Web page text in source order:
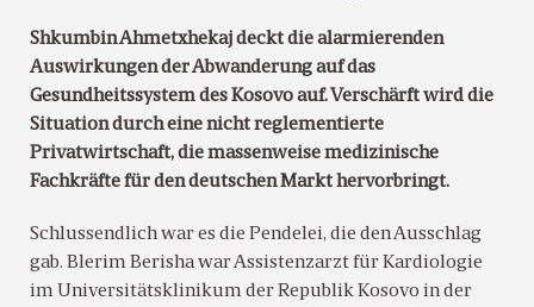
Shkumbin Ahmetxhekaj deckt die alarmierenden
Auswirkungen der Abwanderung auf das
Gesundheitssystem des Kosovo auf. Verschärft wird die
Situation durch eine nicht reglementierte
Privatwirtschaft, die massenweise medizinische
Fachkräfte für den deutschen Markt hervorbringt.
Schlussendlich war es die Pendelei, die den Ausschlag
gab. Blerim Berisha war Assistenzarzt für Kardiologie
im Universitätsklinikum der Republik Kosovo in der